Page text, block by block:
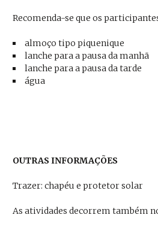
Recomenda-se que os
almoço tipo piquenique
lanche para a pausa da manhã
lanche para a pausa da tarde
água
OUTRAS INFORMAÇÕES
Trazer: chapéu e protetor solar
As atividades decorrem também